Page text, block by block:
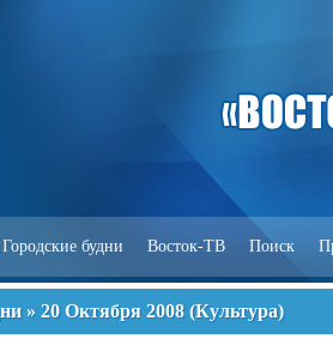
Городские будни Восток-ТВ Поиск
» 20 Октября 2008 (Культура)